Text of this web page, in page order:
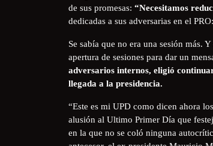
de sus promesas: “Necesitamos
dedicadas a sus adversarias en el
Se sabía que no era una sesión más.
apertura de sesiones para dar un
adversarios internos, eligió
llegada a la presidencia.
“Este es mi UPD como dicen ahora
alusión al Ultimo Primer Día que
en la que no se coló ninguna